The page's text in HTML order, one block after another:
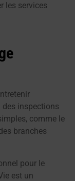
les services
des inspections
comme le
branches
pour le
est un